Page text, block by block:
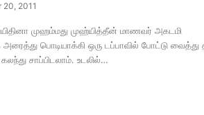
20, 2011
முஹம்மது முஹ்யித்தீன் மாணவர் அகடமி
அரைத்து பொடியாக்கி ஒரு டப்பாவில் போட்டு
சாப்பிடலாம். உடலில்…